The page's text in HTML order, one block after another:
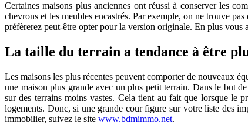
Certaines maisons plus anciennes ont réussi à conserver les
chevrons et les meubles encastrés. Par exemple, on ne trouve
préfèrerez peut-être opter pour la version originale. En plus vous
La taille du terrain a tendance à être
Les maisons les plus récentes peuvent comporter de nouveaux
une maison plus grande avec un plus petit terrain. Dans le but
sur des terrains moins vastes. Cela tient au fait que lorsque le
logements. Donc, si une grande cour figure sur votre liste des
immobilier, suivez le site www.bdmimmo.net.